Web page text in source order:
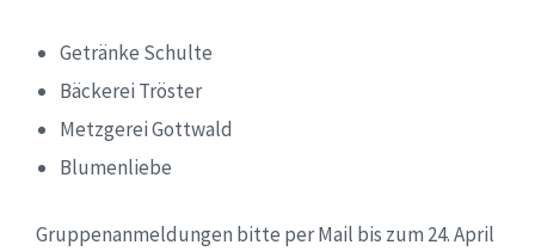
Getränke Schulte
Bäckerei Tröster
Metzgerei Gottwald
Blumenliebe
Gruppenanmeldungen bitte per Mail bis zum 24. April